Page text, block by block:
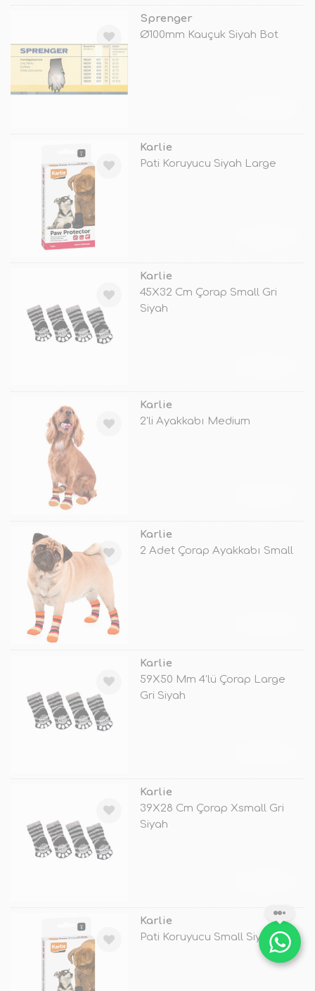
Sprenger
Ø100mm Kauçuk Siyah Bot
Karlie
Pati Koruyucu Siyah Large
Karlie
45X32 Cm Çorap Small Gri
Siyah
Karlie
2'li Ayakkabı Medium
Karlie
2 Adet Çorap Ayakkabı Small
Karlie
59X50 Mm 4'lü Çorap Large
Gri Siyah
Karlie
39X28 Cm Çorap Xsmall Gri
Siyah
Karlie
Pati Koruyucu Small Siyah